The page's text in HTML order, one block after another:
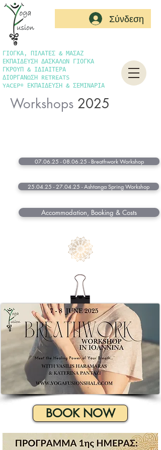
ΓΙΟΓΚΑ, ΠΙΛΑΤΕΣ & ΜΑΣΑΖ
ΕΚΠΑΙΔΕΥΣΗ ΔΑΣΚΑΛΩΝ ΓΙΟΓΚΑ
ΓΚΡΟΥΠ & ΙΔΙΑΙΤΕΡΑ
ΔΙΟΡΓΑΝΩΣΗ RETREATS
YACEP® ΕΚΠΑΙΔΕΥΣΗ & ΣΕΜΙΝΑΡΙΑ
Σύνδεση
Workshops 2025
07.06.25 - 08.06.25 - Breathwork Workshop
25.04.25 - 27.04.25 - Ashtanga Spring Workshop
Accommodation, Booking & Costs
BOOK NOW